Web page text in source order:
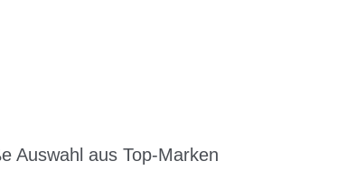
Auswahl aus Top-Marken